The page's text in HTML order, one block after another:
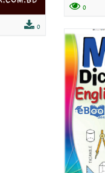
0
0